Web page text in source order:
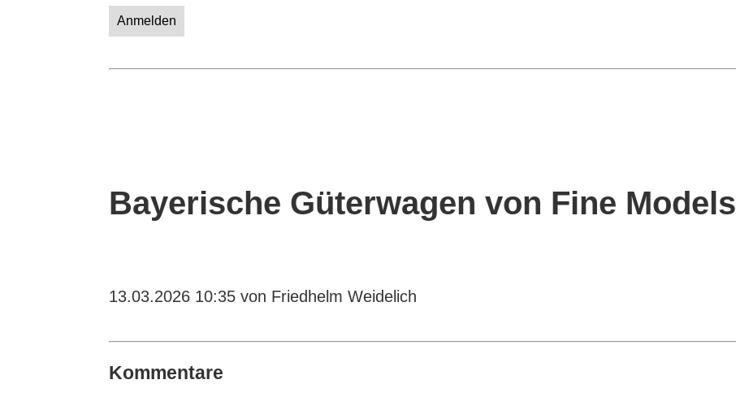
Anmelden
Bayerische Güterwagen von Fine Models
13.03.2026 10:35 von Friedhelm Weidelich
Kommentare